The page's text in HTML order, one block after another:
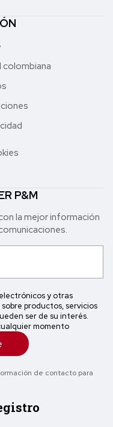
colombiana
P&M
la mejor in formación
y otras
productos, servicios
ser de su interés.
momento
de contacto para